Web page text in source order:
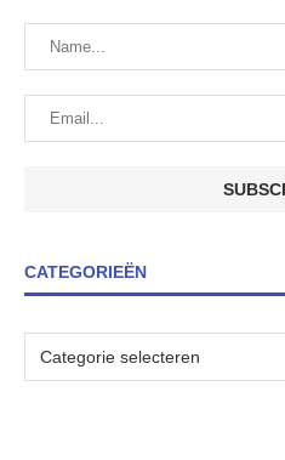
CATEGORIEËN